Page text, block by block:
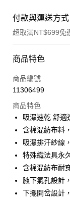
付款與運送方式
超取滿NT$699免
付款方式
信用卡一次付款
LINE Pay
Apple Pay
悠遊付
Google Pay
ATM付款
商品特色
商品編號
11306499
商品特色
吸濕速乾 舒適
含棉混紡布料
吸濕排汗紗線
特殊織法具永
含棉混紡布耐
腋下氣孔設計
下擺開岔設計